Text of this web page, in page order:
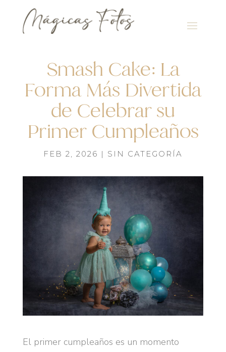
Smash Cake: La
Forma Más Divertida
de Celebrar su
Primer Cumpleaños
FEB 2, 2026 | SIN CATEGORÍA
El primer cumpleaños es un momento